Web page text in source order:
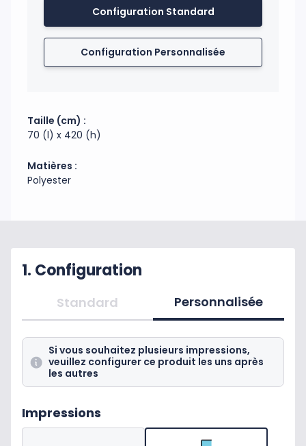
Code douanier : 63079098
Fabrication : Chine, France
Configuration Standard
Configuration Personnalisée
Taille (cm) :
70 (l) x 420 (h)
Matières :
Polyester
1. Configuration
Standard Personnalisée
Si vous souhaitez plusieurs impressions,
veuillez configurer ce produit les uns après
les autres
Impressions